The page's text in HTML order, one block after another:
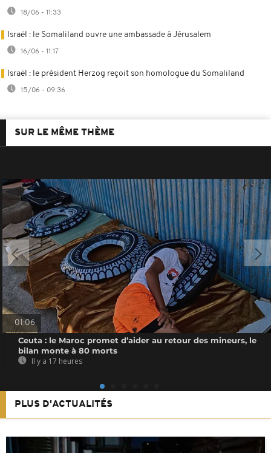
18/06 - 11:33
Israël : le Somaliland ouvre une ambassade à Jérusalem
16/06 - 11:17
Israël : le président Herzog reçoit son homologue du Somaliland
15/06 - 09:36
SUR LE MÊME THÈME
01:06
Ceuta : le Maroc promet d’aider au retour des mineurs, le
bilan monte à 80 morts
Il y a 17 heures
PLUS D'ACTUALITÉS